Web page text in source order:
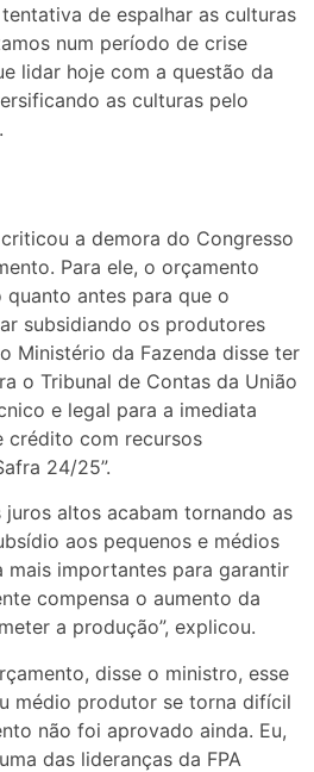
de espalhar as culturas
num período de crise
lidar hoje com a questão da
as culturas pelo
a demora do Congresso
Para ele, o orçamento
antes para que o
subsidiando os produtores
Ministério da Fazenda disse ter
o Tribunal de Contas da União
e legal para a imediata
crédito com recursos
24/25”.
altos acabam tornando as
aos pequenos e médios
mais importantes para garantir
compensa o aumento da
a produção”, explicou.
disse o ministro, esse
médio produtor se torna difícil
não foi aprovado ainda. Eu,
das lideranças da FPA